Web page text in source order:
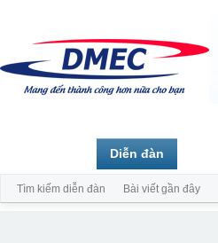
Diễn đàn
Tìm kiếm diễn đàn Bài viết gần đây